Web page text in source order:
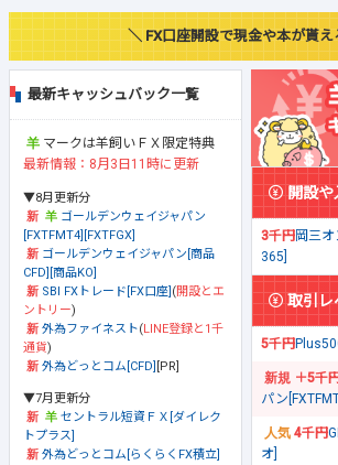
＼ FX口座開設で現金や本が貰え
最新キャッシュバック一覧
マークは羊飼いＦＸ限定特典
最新情報：8月3日11時に更新
▼8月更新分
ゴールデンウェイジャパン
[FXTFMT4][FXTFGX]
ゴールデンウェイジャパン[商品
CFD][商品KO]
SBI FXトレード[FX口座] (開設とエ
ントリー)
外為ファイネスト(LINE登録と1千
通貨)
外為どっとコム[CFD]
[PR]
▼7月更新分
セントラル短資ＦＸ[ダイレク
トプラス]
外為どっとコム[らくらくFX積立]
開設や
3千円岡三
365]
取引レ
5千円
＋5千
パン
4千円
オ]